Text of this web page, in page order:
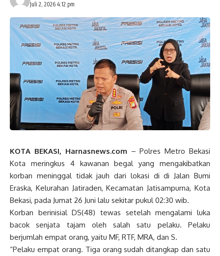
Juli 2, 2026 4:12 pm
KOTA BEKASI, Harnasnews.com – Polres Metro Bekasi
Kota meringkus 4 kawanan begal yang mengakibatkan
korban meninggal tidak jauh dari lokasi di di Jalan Bumi
Eraska, Kelurahan Jatiraden, Kecamatan Jatisampurna, Kota
Bekasi, pada Jumat 26 Juni lalu sekitar pukul 02:30 wib.
Korban berinisial DS(48) tewas setelah mengalami luka
bacok senjata tajam oleh salah satu pelaku. Pelaku
berjumlah empat orang, yaitu MF, RTF, MRA, dan S.
“Pelaku empat orang. Tiga orang sudah ditangkap dan satu